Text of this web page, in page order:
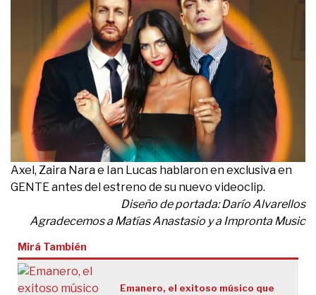
Axel, Zaira Nara e Ian Lucas hablaron en exclusiva en
GENTE antes del estreno de su nuevo videoclip.
Diseño de portada: Darío Alvarellos
Agradecemos a Matías Anastasio y a Impronta Music
Mirá También
Emanero, el exitoso músico que